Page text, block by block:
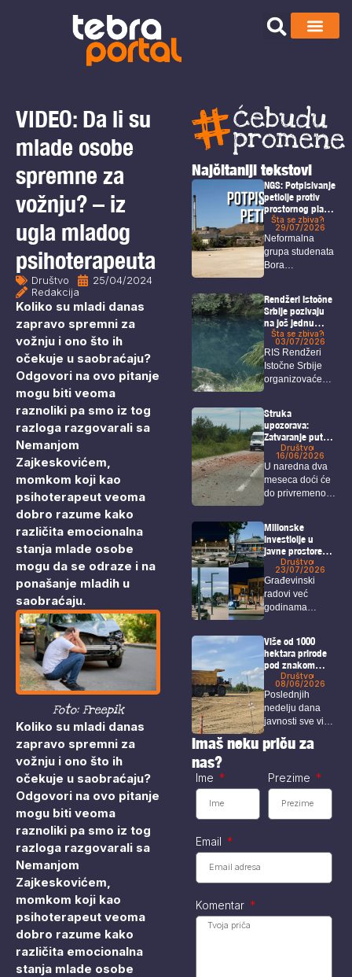
VIDEO: Da li su
mlade osobe
spremne za
vožnju? – iz
ugla mladog
psihoterapeuta
Društvo
25/04/2024
Redakcija
Koliko su mladi danas
zapravo spremni za
vožnju i ono što ih
očekuje u saobraćaju?
Odgovori na ovo pitanje
mogu biti veoma
raznoliki pa smo iz tog
razloga razgovarali sa
Nemanjom
Zajkeskovićem,
momkom koji kao
psihoterapeut veoma
dobro razume kako
različita emocionalna
stanja mlade osobe
mogu da se odraze i na
ponašanje mladih u
saobraćaju.
Foto: Freepik
Koliko su mladi danas
zapravo spremni za
vožnju i ono što ih
očekuje u saobraćaju?
Odgovori na ovo pitanje
mogu biti veoma
raznoliki pa smo iz tog
razloga razgovarali sa
Nemanjom
Zajkeskovićem,
momkom koji kao
psihoterapeut veoma
dobro razume kako
različita emocionalna
stanja mlade osobe
Najčitaniji tekstovi
NGS: Potpisivanje
peticije protiv
prostornog plana
i u Boru!
Šta se zbiva?
29/07/2026
Neformalna
grupa studenata
Bora
nazivom...
Rendžeri Istočne
Srbije pozivaju
na još jednu
akciju odbrane
Homolja
Šta se zbiva?
03/07/2026
RIS Rendžeri
Istočne Srbije
organizovaće
vratimo...
Struka
upozorava:
Zatvaranje puta
Bor – Selište
doneće gužve,
duža putovanja i
dodatno
opterećenje
Društvo
16/06/2026
U naredna dva
meseca doći će
do privremenog
Milionske
investicije u
javne prostore
koje Borani jedva
koriste
Društvo
23/07/2026
Građevinski
radovi već
godinama
sliku Bora, a
među...
Više od 1000
hektara prirode
pod znakom
pitanja: U planu
je izgradnja
velikog
rudarskog
kompleksa u
blizini Zaječara
Društvo
08/06/2026
Poslednjih
nedelju dana
javnosti sve više
istražni radovi...
Imaš neku priču za
nas?
Ime Prezime
Email
Komentar